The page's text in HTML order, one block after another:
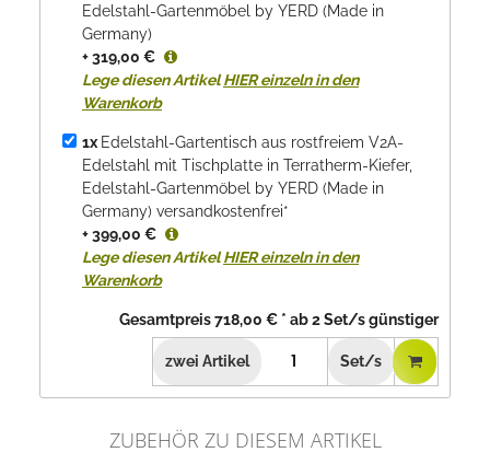
Edelstahl-Gartenmöbel by YERD (Made in
Germany)
+ 319,00 €
Lege diesen ArtikelHIER einzeln in den
Warenkorb
1x Edelstahl-Gartentisch aus rostfreiem V2A-
Edelstahl mit Tischplatte in Terratherm-Kiefer,
Edelstahl-Gartenmöbel by YERD (Made in
Germany) versandkostenfrei*
+ 399,00 €
Lege diesen ArtikelHIER einzeln in den
Warenkorb
Gesamtpreis718,00 € * ab2Set/s günstiger
zwei Artikel Set/s
ZUBEHÖR ZU DIESEM ARTIKEL